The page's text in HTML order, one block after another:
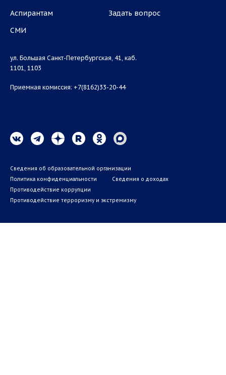
Аспирантам
СМИ
Задать вопрос
ул. Большая Санкт-Петербургская, 41, каб.
1101, 1103
Приемная комиссия: +7(8162)33-20-44
Сведения об образовательной организации
Политика конфиденциальности
Сведения о доходах
Противодействие коррупции
Противодействие терроризму и экстремизму